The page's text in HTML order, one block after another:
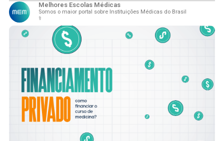
Melhores Escolas Médicas
Somos o maior portal sobre Instituições Médicas do Brasil
⚕️